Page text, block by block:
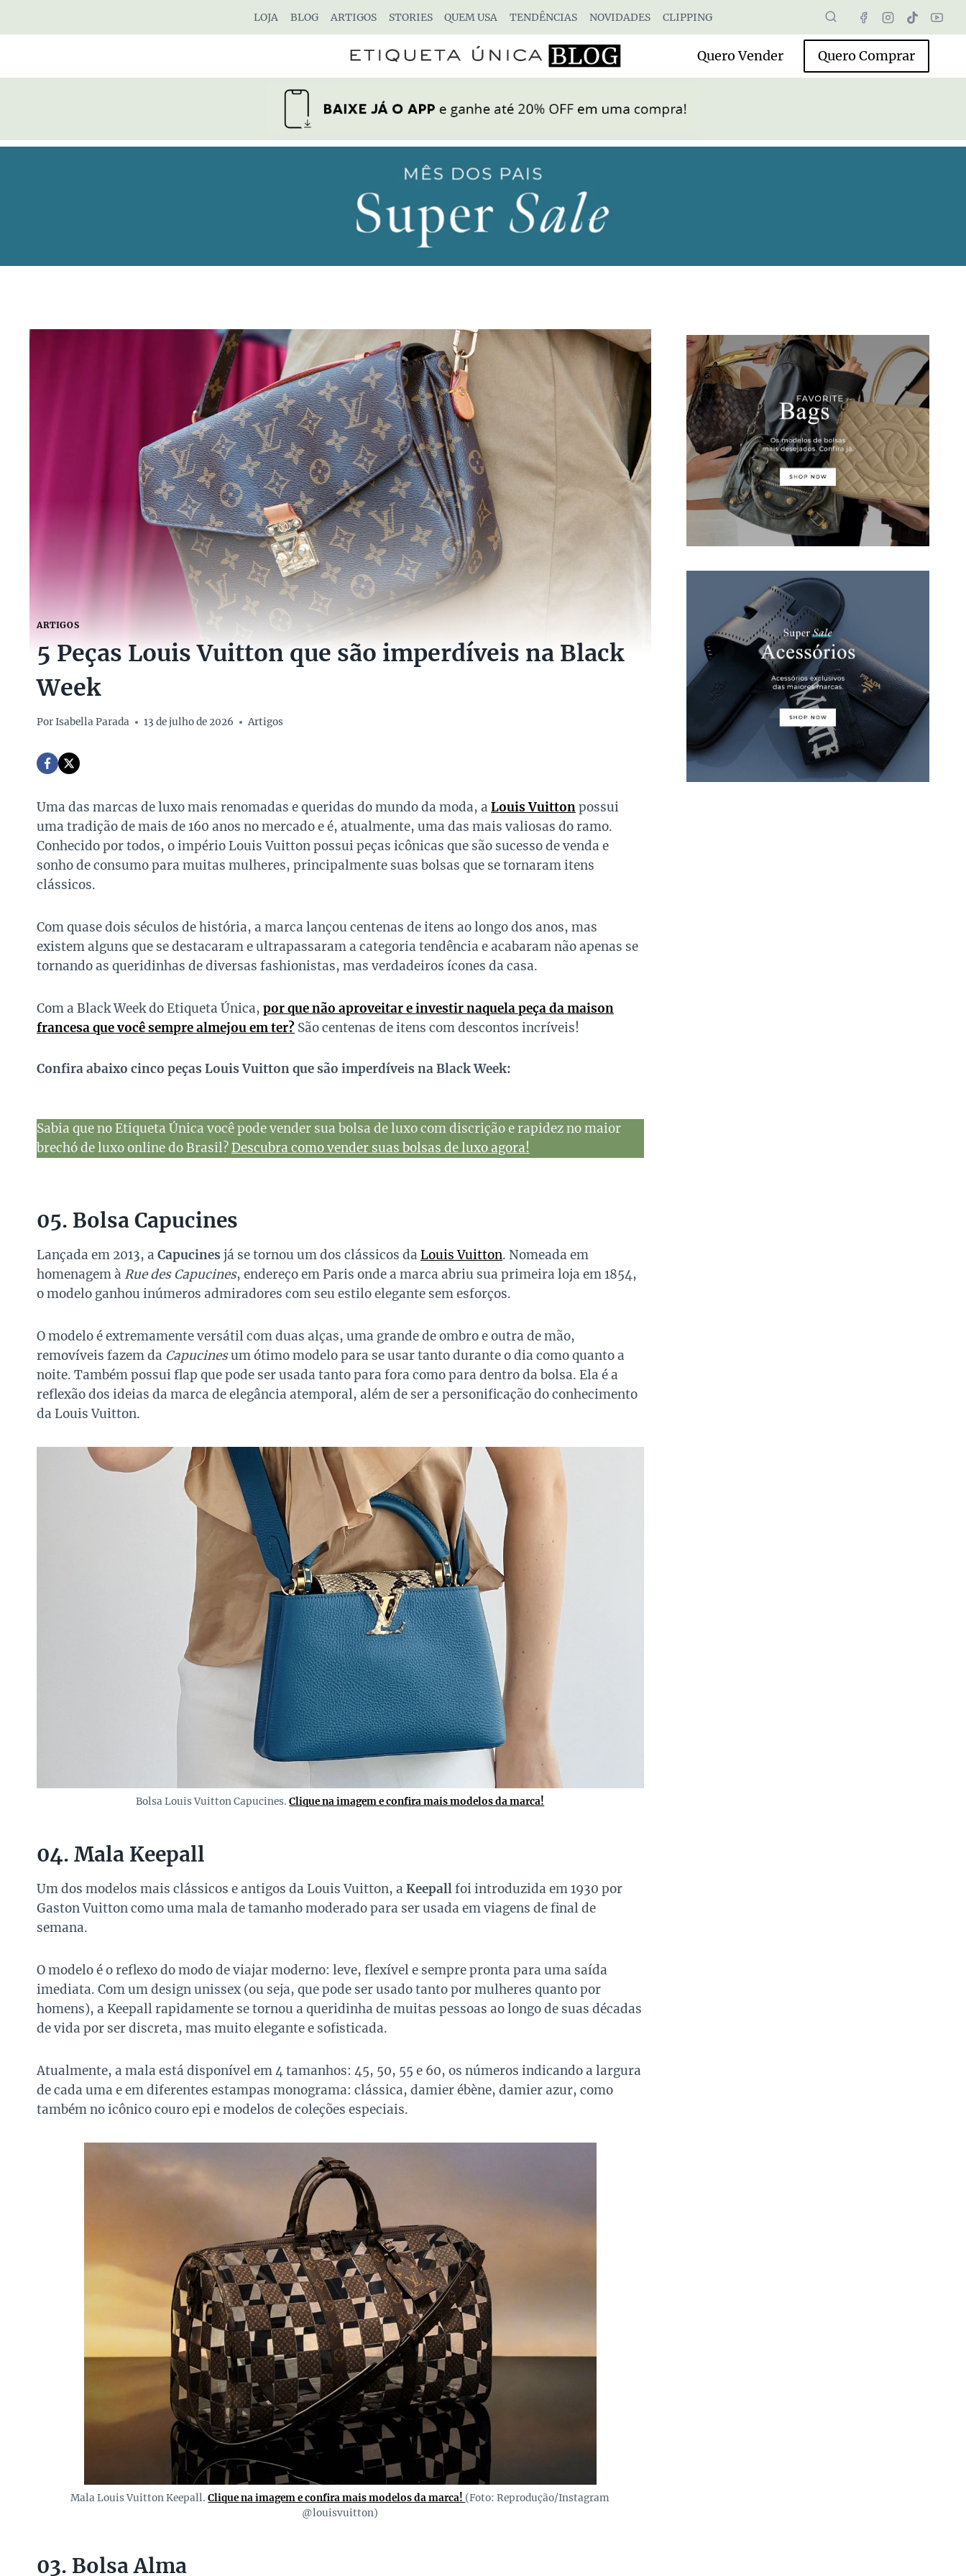
LOJA BLOG ARTIGOS STORIES QUEM USA TENDÊNCIAS NOVIDADES CLIPPING
Quero Vender Quero Comprar
ARTIGOS
5 Peças Louis Vuitton que são imperdíveis na Black
Week
PorIsabella Parada 13 de julho de 2026 Artigos
Uma das marcas de luxo mais renomadas e queridas do mundo da moda, a Louis Vuittonpossui
uma tradição de mais de 160 anos no mercado e é, atualmente, uma das mais valiosas do ramo.
Conhecido por todos, o império Louis Vuitton possui peças icônicas que são sucesso de venda e
sonho de consumo para muitas mulheres, principalmente suas bolsas que se tornaram itens
clássicos.
Com quase dois séculos de história, a marca lançou centenas de itens ao longo dos anos, mas
existem alguns que se destacaram e ultrapassaram a categoria tendência e acabaram não apenas se
tornando as queridinhas de diversas fashionistas, mas verdadeiros ícones da casa.
Com a Black Week do Etiqueta Única, por que não aproveitar e investir naquela peça da maison
francesa que você sempre almejou em ter? São centenas de itens com descontos incríveis!
Confira abaixo cinco peças Louis Vuitton que são imperdíveis na Black Week:
Sabia que no Etiqueta Única você pode vender sua bolsa de luxo com discrição e rapidez no maior
brechó de luxo online do Brasil?Descubra como vender suas bolsas de luxo agora!
05. Bolsa Capucines
Lançada em 2013, a Capucines já se tornou um dos clássicos da Louis Vuitton. Nomeada em
homenagem à Rue des Capucines, endereço em Paris onde a marca abriu sua primeira loja em 1854,
o modelo ganhou inúmeros admiradores com seu estilo elegante sem esforços.
O modelo é extremamente versátil com duas alças, uma grande de ombro e outra de mão,
removíveis fazem da Capucinesum ótimo modelo para se usar tanto durante o dia como quanto a
noite. Também possui flap que pode ser usada tanto para fora como para dentro da bolsa. Ela é a
reflexão dos ideias da marca de elegância atemporal, além de ser a personificação do conhecimento
da Louis Vuitton.
Bolsa Louis Vuitton Capucines.Clique na imagem e confira mais modelos da marca!
04. Mala Keepall
Um dos modelos mais clássicos e antigos da Louis Vuitton, a Keepallfoi introduzida em 1930 por
Gaston Vuitton como uma mala de tamanho moderado para ser usada em viagens de final de
semana.
O modelo é o reflexo do modo de viajar moderno: leve, flexível e sempre pronta para uma saída
imediata. Com um design unissex (ou seja, que pode ser usado tanto por mulheres quanto por
homens), a Keepall rapidamente se tornou a queridinha de muitas pessoas ao longo de suas décadas
de vida por ser discreta, mas muito elegante e sofisticada.
Atualmente, a mala está disponível em 4 tamanhos: 45, 50, 55 e 60, os números indicando a largura
de cada uma e em diferentes estampas monograma: clássica, damier ébène, damier azur, como
também no icônico couro epi e modelos de coleções especiais.
Mala Louis Vuitton Keepall.Clique na imagem e confira mais modelos da marca! (Foto: Reprodução/Instagram
@louisvuitton)
03. Bolsa Alma